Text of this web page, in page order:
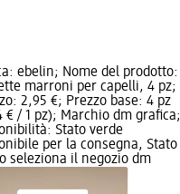
ebelin; Nome del prodotto:
marroni per capelli, 4 pz;
2,95 €; Prezzo base: 4 pz
€ / 1 pz); Marchio dm grafica;
Stato verde
per la consegna, Stato
seleziona il negozio dm